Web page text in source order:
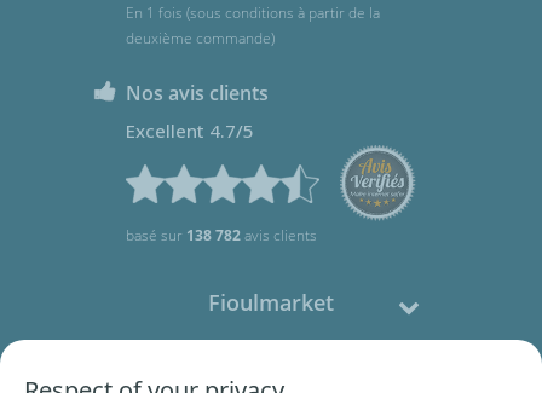
En 1 fois (sous conditions à partir de la
deuxième commande)
Nos avis clients
Excellent 4.7/5
basé sur 138 782avis clients
Fioulmarket